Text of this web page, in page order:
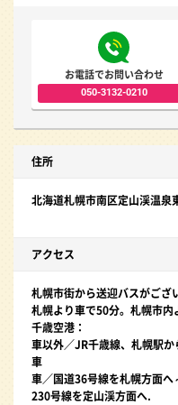
お電話でお問い合わせ
050-3132-0210
住所
北海道札幌市南区定山渓温泉
アクセス
札幌市街から送迎バスがござ
札幌より車で50分。札幌市
千歳空港：
車以外／JR千歳線、札幌駅
車
車／国道36号線を札幌方面
230号線を定山渓方面へ.